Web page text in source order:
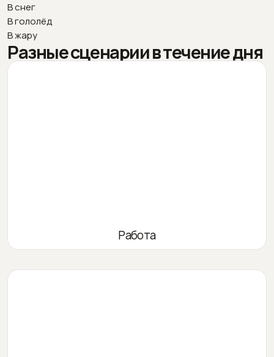
В снег
В гололёд
В жару
Разные сценарии в течение дня
Работа